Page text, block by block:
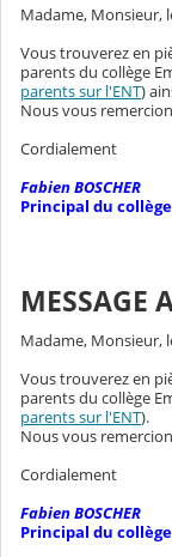
Madame, Monsieur,
Vous trouverez en
parents du collège
parents sur l'ENT)
Nous vous
Cordialement
Fabien BOSCHER
Principal du
MESSAGE
Madame, Monsieur,
Vous trouverez en
parents du collège
parents sur l'ENT).
Nous vous
Cordialement
Fabien BOSCHER
Principal du